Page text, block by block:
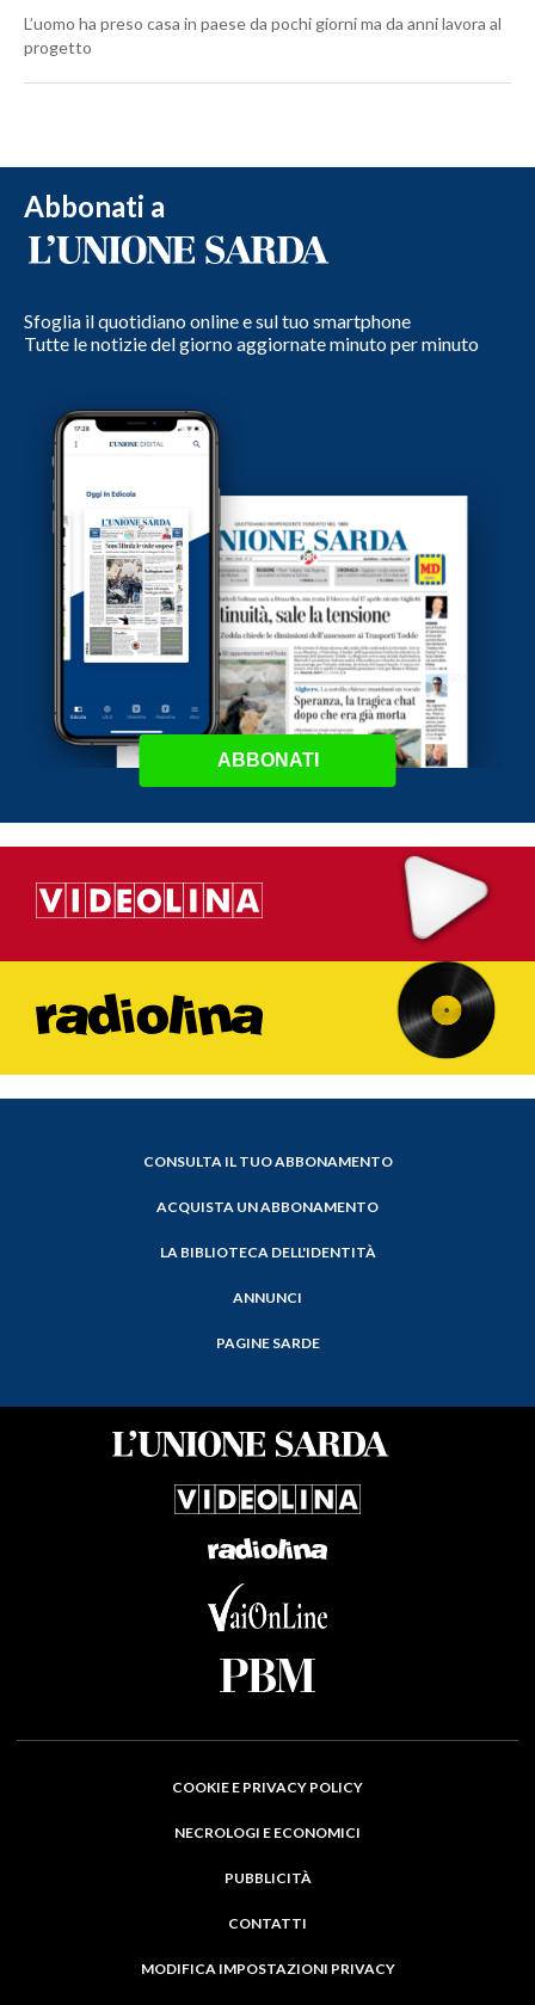
L’uomo ha preso casa in paese da pochi giorni ma da anni lavora al
progetto
Abbonati a
Sfoglia il quotidiano online e sul tuo smartphone
Tutte le notizie del giorno aggiornate minuto per minuto
ABBONATI
CONSULTA IL TUO ABBONAMENTO
ACQUISTA UN ABBONAMENTO
LA BIBLIOTECA DELL'IDENTITÀ
ANNUNCI
PAGINE SARDE
COOKIE E PRIVACY POLICY
NECROLOGI E ECONOMICI
PUBBLICITÀ
CONTATTI
MODIFICA IMPOSTAZIONI PRIVACY